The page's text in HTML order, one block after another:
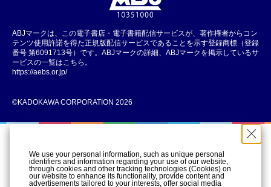
ABJマークは、この電子書店・電子書籍配信サービスが、著作権者からコン
テンツ使用許諾を得た正規版配信サービスであることを示す登録商標（登録
番号 第6091713号）です。ABJマークの詳細、ABJマークを掲示しているサ
ービスの一覧はこちら。
https://aebs.or.jp/
©KADOKAWA CORPORATION 2026
We use your personal information, such as unique personal
identifiers and information regarding your use of our website,
through cookies and other tracking technologies (Cookies) on
our website to enhance its functionality, provide content and
advertisements tailored to your interests, offer social media